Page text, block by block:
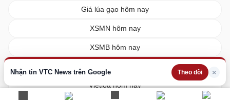
Nhận tin VTC News trên Google Theo dõi ×
Giá lúa gạo hôm nay
XSMN hôm nay
XSMB hôm nay
Vietlott hôm nay